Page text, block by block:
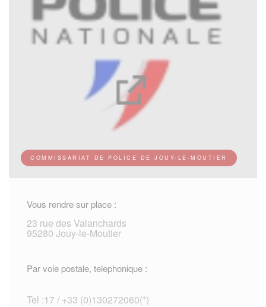
COMMISSARIAT DE POLICE DE JOUY-LE-MOUTIER
Vous rendre sur place :
23 rue des Valanchards
95280 Jouy-le-Moutier
Par voie postale, telephonique :
Tel :17 / +33 (0)130272060(*)